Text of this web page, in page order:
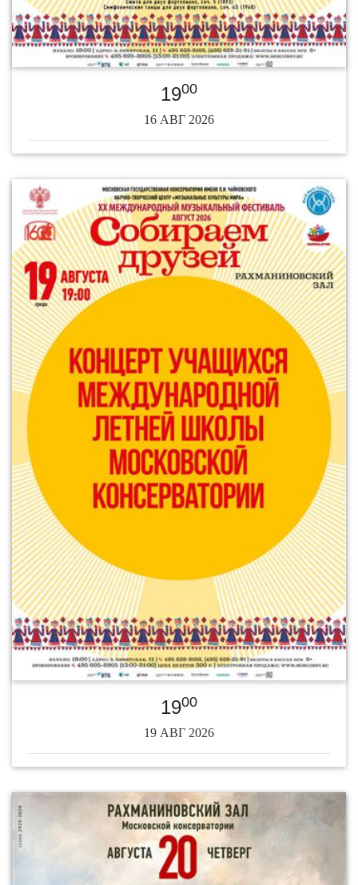
1900
16 АВГ 2026
1900
19 АВГ 2026